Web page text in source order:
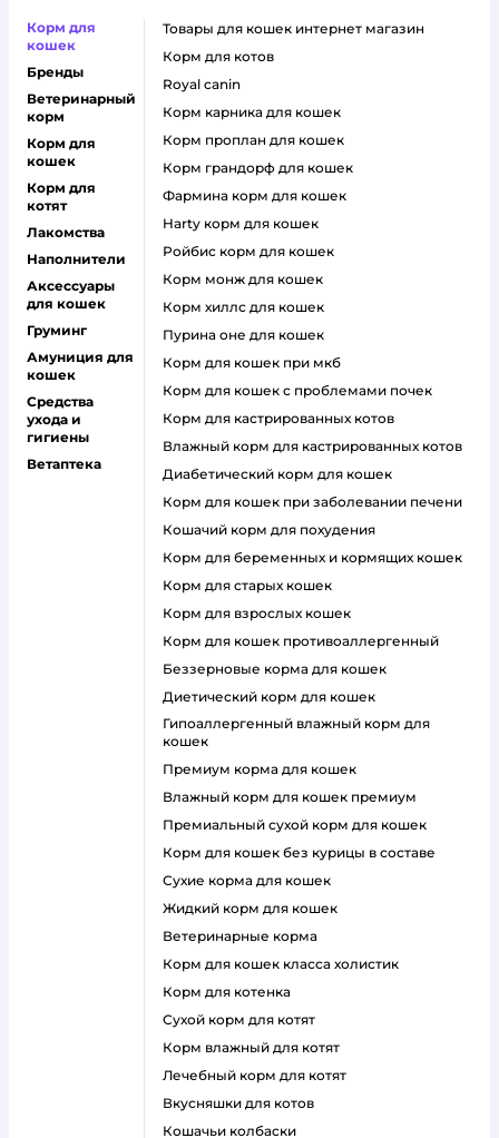
Корм для
кошек
Бренды
Ветеринарный
корм
Корм для
кошек
Корм для
котят
Лакомства
Наполнители
Аксессуары
для кошек
Груминг
Амуниция для
кошек
Средства
ухода и
гигиены
Ветаптека
товары для кошек интернет магазин
корм для котов
royal canin
корм карника для кошек
корм проплан для кошек
корм грандорф для кошек
фармина корм для кошек
harty корм для кошек
ройбис корм для кошек
корм монж для кошек
корм хиллс для кошек
пурина оне для кошек
корм для кошек при мкб
корм для кошек с проблемами почек
Корм для кастрированных котов
влажный корм для кастрированных котов
диабетический корм для кошек
корм для кошек при заболевании печени
кошачий корм для похудения
корм для беременных и кормящих кошек
корм для старых кошек
корм для взрослых кошек
корм для кошек противоаллергенный
беззерновые корма для кошек
диетический корм для кошек
гипоаллергенный влажный корм для
кошек
премиум корма для кошек
влажный корм для кошек премиум
премиальный сухой корм для кошек
корм для кошек без курицы в составе
сухие корма для кошек
жидкий корм для кошек
ветеринарные корма
корм для кошек класса холистик
корм для котенка
сухой корм для котят
корм влажный для котят
лечебный корм для котят
вкусняшки для котов
кошачьи колбаски